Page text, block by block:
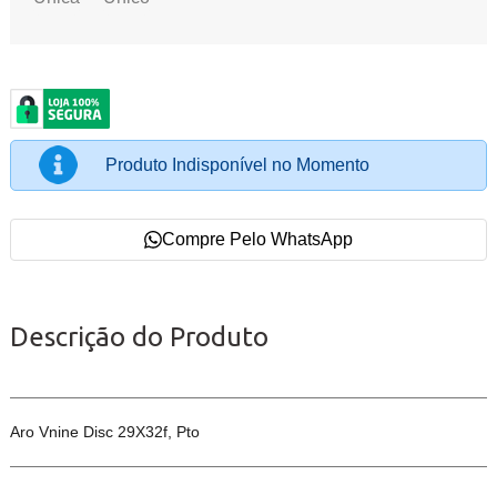
Produto Indisponível no Momento
Compre Pelo WhatsApp
Descrição do Produto
Aro Vnine Disc 29X32f, Pto